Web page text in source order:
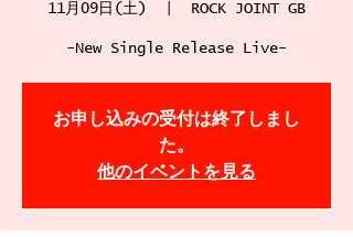
11月09日(土) ROCK JOINT GB
-New Single Release Live-
お申し込みの受付は終了しまし
た。
他のイベントを見る